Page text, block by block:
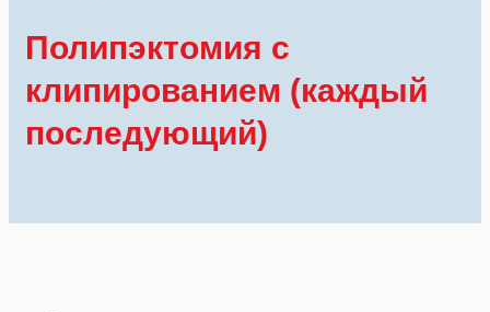
Полипэктомия с
клипированием (каждый
последующий)